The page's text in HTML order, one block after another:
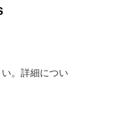
。詳細につい